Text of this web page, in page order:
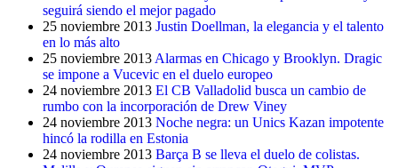
seguirá siendo el mejor pagado
25 noviembre 2013 Justin Doellman, la elegancia y el talento
en lo más alto
25 noviembre 2013 Alarmas en Chicago y Brooklyn. Dragic
se impone a Vucevic en el duelo europeo
24 noviembre 2013 El CB Valladolid busca un cambio de
rumbo con la incorporación de Drew Viney
24 noviembre 2013 Noche negra: un Unics Kazan impotente
hincó la rodilla en Estonia
24 noviembre 2013 Barça B se lleva el duelo de colistas.